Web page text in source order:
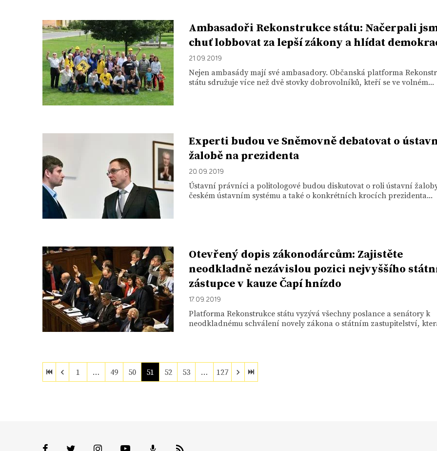
Ambasadoři Rekonstrukce státu: Načerpali
chuť lobbovat za lepší zákony a hlídat
21. 09. 2019
Nejen ambasády mají své ambasadory. Občanská platforma
státu sdružuje více než dvě stovky dobrovolníků, kteří se ve volném...
Experti budou ve Sněmovně debatovat o
žalobě na prezidenta
20. 09. 2019
Ústavní právníci a politologové budou diskutovat o roli ústavní
českém ústavním systému a také o konkrétních krocích prezidenta...
Otevřený dopis zákonodárcům: Zajistěte
neodkladně nezávislou pozici nejvyššího
zástupce v kauze Čapí hnízdo
17. 09. 2019
Platforma Rekonstrukce státu vyzývá všechny poslance a senátory k
neodkladnému schválení novely zákona o státním zastupitelství,
1 … 49 50 51 52 53 … 127